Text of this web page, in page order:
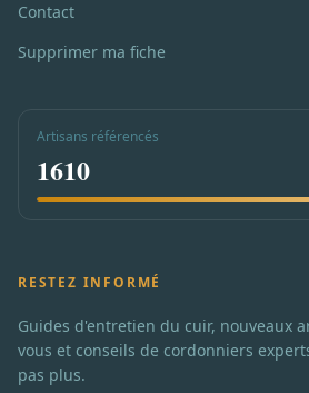
Contact
Supprimer ma fiche
Artisans référencés
1610
RESTEZ INFORMÉ
Guides d'entretien du cuir, nouveaux
vous et conseils de cordonniers
pas plus.